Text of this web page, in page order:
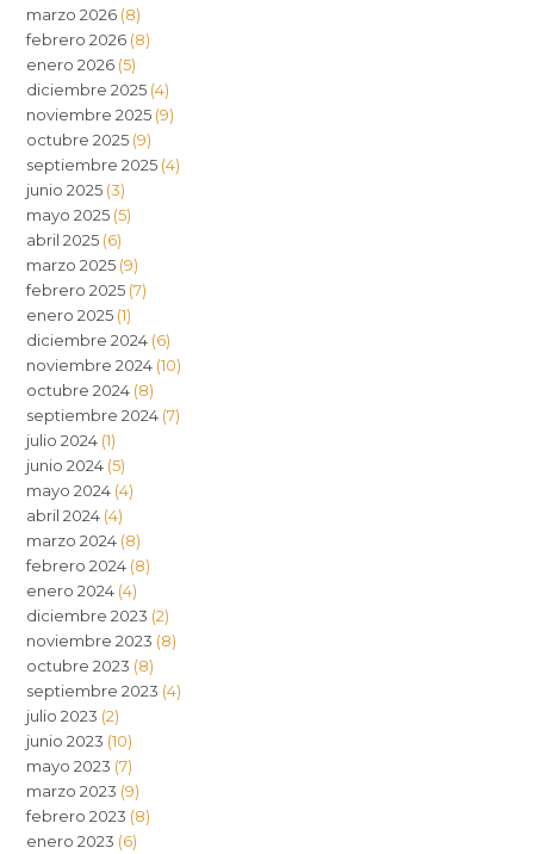
marzo 2026 (8)
febrero 2026 (8)
enero 2026 (5)
diciembre 2025 (4)
noviembre 2025 (9)
octubre 2025 (9)
septiembre 2025 (4)
junio 2025 (3)
mayo 2025 (5)
abril 2025 (6)
marzo 2025 (9)
febrero 2025 (7)
enero 2025 (1)
diciembre 2024 (6)
noviembre 2024 (10)
octubre 2024 (8)
septiembre 2024 (7)
julio 2024 (1)
junio 2024 (5)
mayo 2024 (4)
abril 2024 (4)
marzo 2024 (8)
febrero 2024 (8)
enero 2024 (4)
diciembre 2023 (2)
noviembre 2023 (8)
octubre 2023 (8)
septiembre 2023 (4)
julio 2023 (2)
junio 2023 (10)
mayo 2023 (7)
marzo 2023 (9)
febrero 2023 (8)
enero 2023 (6)